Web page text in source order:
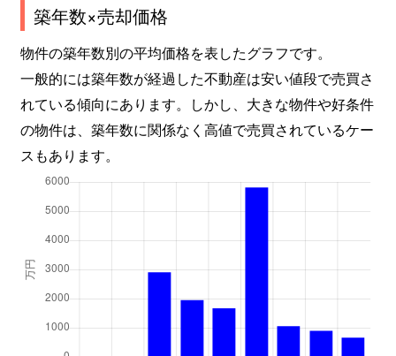
築年数×売却価格
物件の築年数別の平均価格を表したグラフです。
一般的には築年数が経過した不動産は安い値段で売買さ
れている傾向にあります。しかし、大きな物件や好条件
の物件は、築年数に関係なく高値で売買されているケー
スもあります。